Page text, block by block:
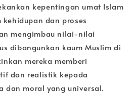
kepentingan umat Islam
dan proses
mengimbau nilai-nilai
dibangunkan kaum Muslim di
mereka memberi
dan realistik kepada
dan moral yang universal.